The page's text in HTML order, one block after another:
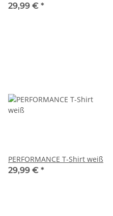
29,99 € *
PERFORMANCE T-Shirt weiß
29,99 € *